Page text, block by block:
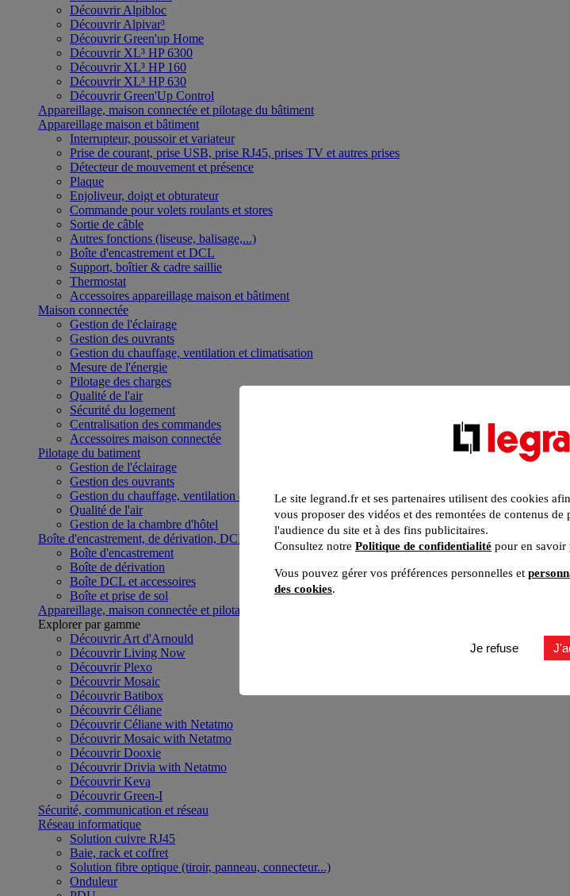
Découvrir Alpibloc
Découvrir Alpivar³
Découvrir Green'up Home
Découvrir XL³ HP 6300
Découvrir XL³ HP 160
Découvrir XL³ HP 630
Découvrir Green'Up Control
Appareillage, maison connectée et pilotage du bâtiment
Appareillage maison et bâtiment
Interrupteur, poussoir et variateur
Prise de courant, prise USB, prise RJ45, prises TV et autres prises
Détecteur de mouvement et présence
Plaque
Enjoliveur, doigt et obturateur
Commande pour volets roulants et stores
Sortie de câble
Autres fonctions (liseuse, balisage,...)
Boîte d'encastrement et DCL
Support, boîtier & cadre saillie
Thermostat
Accessoires appareillage maison et bâtiment
Maison connectée
Gestion de l'éclairage
Gestion des ouvrants
Gestion du chauffage, ventilation et climatisation
Mesure de l'énergie
Pilotage des charges
Qualité de l'air
Sécurité du logement
Centralisation des commandes
Accessoires maison connectée
Pilotage du batiment
Gestion de l'éclairage
Gestion des ouvrants
Gestion du chauffage, ventilation et climatisation
Qualité de l'air
Gestion de la chambre d'hôtel
Boîte d'encastrement, de dérivation, DCL et boîte de sol
Boîte d'encastrement
Boîte de dérivation
Boîte DCL et accessoires
Boîte et prise de sol
Appareillage, maison connectée et pilotage du bâtiment
Explorer par gamme
Découvrir Art d'Arnould
Découvrir Living Now
Découvrir Plexo
Découvrir Mosaic
Découvrir Batibox
Découvrir Céliane
Découvrir Céliane with Netatmo
Découvrir Mosaic with Netatmo
Découvrir Dooxie
Découvrir Drivia with Netatmo
Découvrir Keva
Découvrir Green-I
Sécurité, communication et réseau
Réseau informatique
Solution cuivre RJ45
Baie, rack et coffret
Solution fibre optique (tiroir, panneau, connecteur...)
Onduleur
Le site legrand.fr et ses partenaires utilisent des cookies
vous proposer des vidéos et des remontées de contenus
l'audience du site et à des fins publicitaires.
Consultez notre Politique de confidentialité pour en savoir
Vous pouvez gérer vos préférences personnelles et
des cookies.
Je refuse